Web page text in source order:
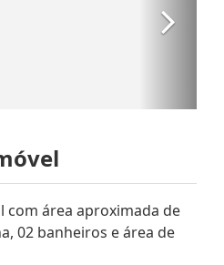
com área aproximada de
02 banheiros e área de